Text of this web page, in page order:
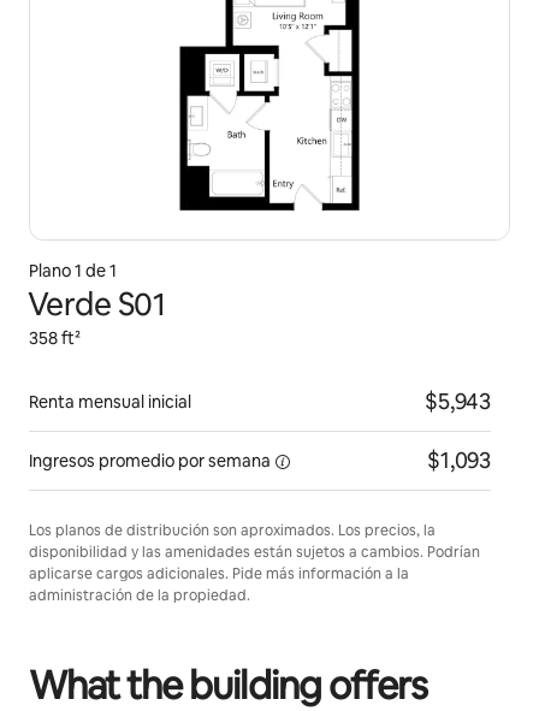
Plano 1 de 1
Verde S01
358 ft²
Renta mensual inicial $5,943
Ingresos promedio porsemana $1,093
Los planos de distribución son aproximados. Los precios, la
disponibilidad y las amenidades están sujetos a cambios. Podrían
aplicarse cargos adicionales. Pide más información a la
administración de la propiedad.
What the building offers